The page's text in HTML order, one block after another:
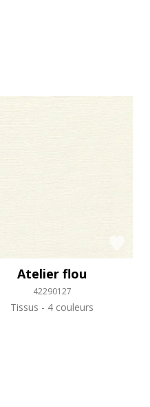
Atelier flou
42290127
Tissus 4 couleurs